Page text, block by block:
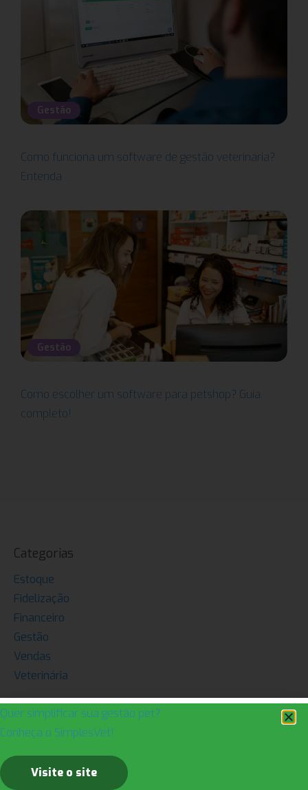
Gestão
Como funciona um software de gestão veterinária?
Entenda
Gestão
Como escolher um software para petshop? Guia
completo!
Categorias
Estoque
Fidelização
Financeiro
Gestão
Vendas
Veterinária
SimplesVet
Usamos a tecnologia para simplificar a gestão pet e
trazer mais felicidade para as pessoas
Visite nosso site
Quer simplificar sua gestão pet?
Conheça o SimplesVet!
Visite o site